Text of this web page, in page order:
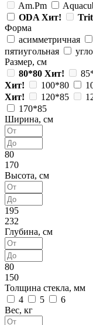
Am.Pm
ODA Хит!
Форма
асимметричная
пятиугольная
Размер, см
80*80 Хит!
Хит!
100*80
Хит!
120*85
170*85
Ширина, см
80
170
Высота, см
195
232
Глубина, см
80
150
Толщина стекла, мм
4
5
6
Вес, кг